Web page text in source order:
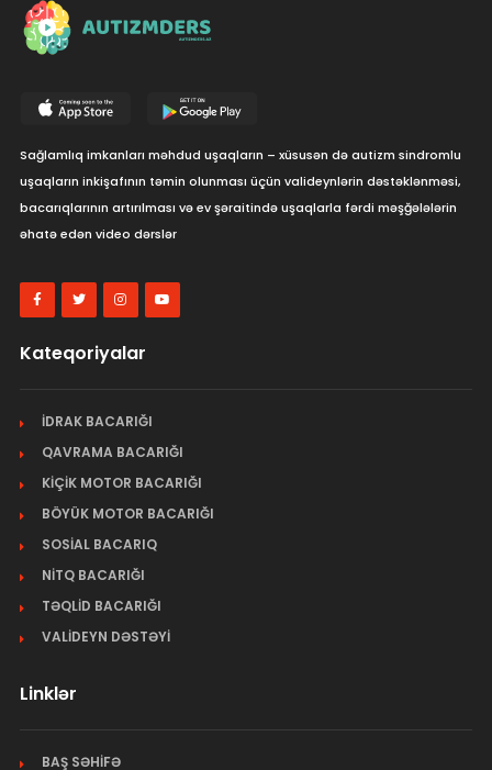
Sağlamlıq imkanları məhdud uşaqların – xüsusən də autizm sindromlu
uşaqların inkişafının təmin olunması üçün valideynlərin dəstəklənməsi,
bacarıqlarının artırılması və ev şəraitində uşaqlarla fərdi məşğələlərin
əhatə edən video dərslər
Kateqoriyalar
İDRAK BACARIĞI
QAVRAMA BACARIĞI
KİÇİK MOTOR BACARIĞI
BÖYÜK MOTOR BACARIĞI
SOSİAL BACARIQ
NİTQ BACARIĞI
TƏQLİD BACARIĞI
VALİDEYN DƏSTƏYİ
Linklər
BAŞ SƏHİFƏ